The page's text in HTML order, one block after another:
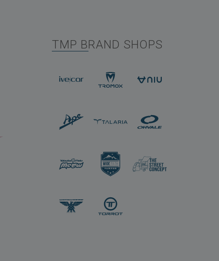
TMP BRAND SHOPS